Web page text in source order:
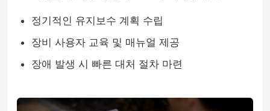
정기적인 유지보수 계획 수립
장비 사용자 교육 및 매뉴얼 제공
장애 발생 시 빠른 대처 절차 마련